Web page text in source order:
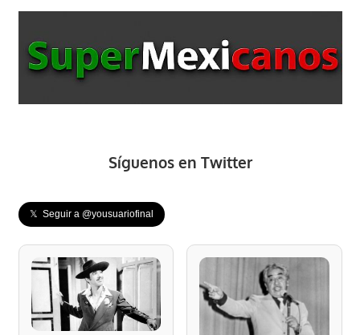
Síguenos en Twitter
𝕏 Seguir a @yousuariofinal